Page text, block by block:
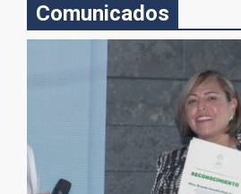
Comunicados